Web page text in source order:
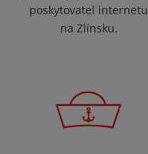
poskytovatel internetu
na Zlínsku.